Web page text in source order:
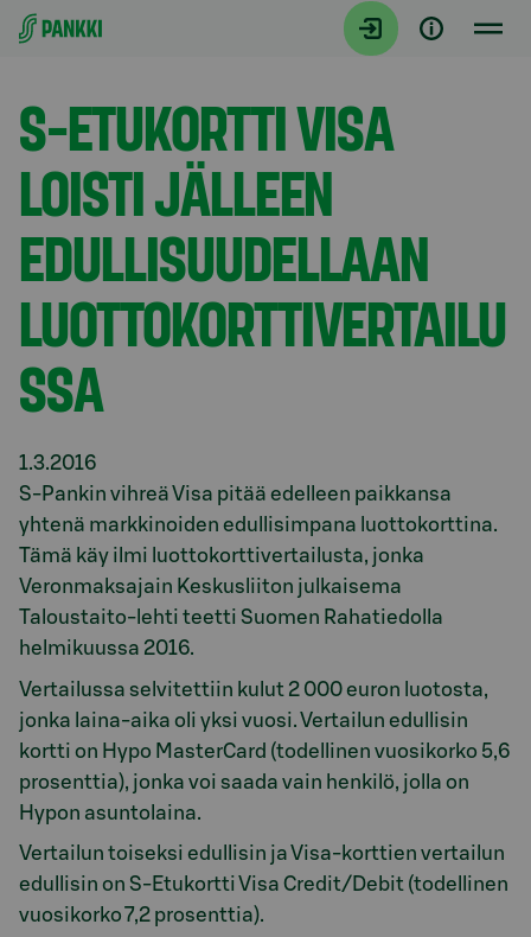
Siirry suoraan sisältöön
Tiedotteet
S-ETUKORTTI VISA
LOISTI JÄLLEEN
EDULLISUUDELLAAN
LUOTTOKORTTIVERTAILU
SSA
1.3.2016
S-Pankin vihreä Visa pitää edelleen paikkansa
yhtenä markkinoiden edullisimpana luottokorttina.
Tämä käy ilmi luottokorttivertailusta, jonka
Veronmaksajain Keskusliiton julkaisema
Taloustaito-lehti teetti Suomen Rahatiedolla
helmikuussa 2016.
Vertailussa selvitettiin kulut 2 000 euron luotosta,
jonka laina-aika oli yksi vuosi. Vertailun edullisin
kortti on Hypo MasterCard (todellinen vuosikorko 5,6
prosenttia), jonka voi saada vain henkilö, jolla on
Hypon asuntolaina.
Vertailun toiseksi edullisin ja Visa-korttien vertailun
edullisin on S-Etukortti Visa Credit/Debit (todellinen
vuosikorko 7,2 prosenttia).